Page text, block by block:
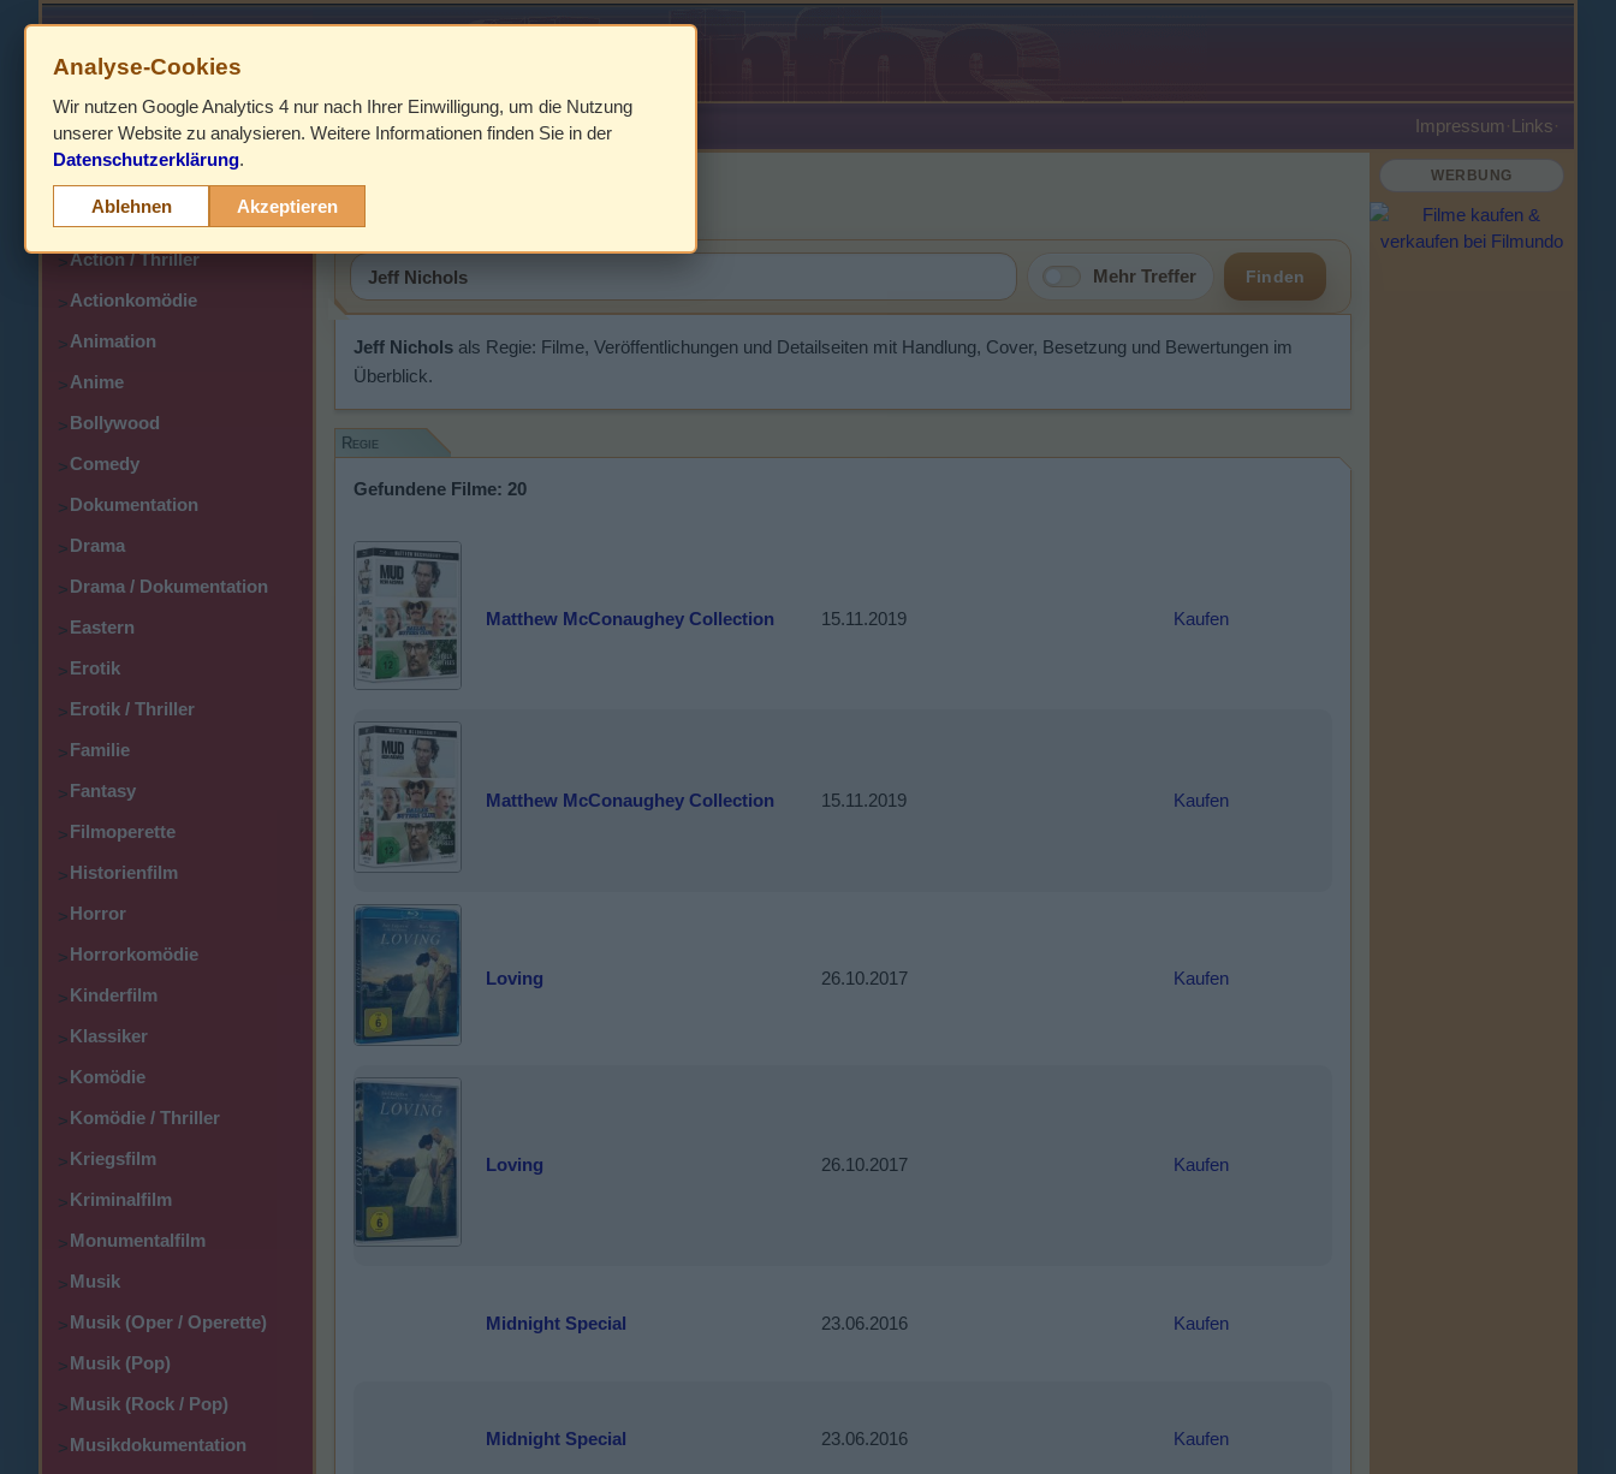
HOME Impressum ·Links·
>
> Action
>Action / Thriller
>Actionkomödie
>Animation
>Anime
>Bollywood
>Comedy
>Dokumentation
>Drama
>Drama / Dokumentation
>Eastern
>Erotik
>Erotik / Thriller
>Familie
>Fantasy
>Filmoperette
>Historienfilm
>Horror
>Horrorkomödie
>Kinderfilm
>Klassiker
>Komödie
>Komödie / Thriller
>Kriegsfilm
>Kriminalfilm
>Monumentalfilm
>Musik
>Musik (Oper / Operette)
>Musik (Pop)
>Musik (Rock / Pop)
>Musikdokumentation
Jeff Nichols
Mehr Treffer Finden
Jeff Nichols als Regie: Filme, Veröffentlichungen und Detailseiten mit Handlung, Cover, Besetzung und Bewertungen im
Überblick.
Regie
Gefundene Filme: 20
Matthew McConaughey Collection 15.11.2019 Kaufen
Matthew McConaughey Collection 15.11.2019 Kaufen
Loving 26.10.2017 Kaufen
Loving 26.10.2017 Kaufen
Midnight Special 23.06.2016 Kaufen
Midnight Special 23.06.2016 Kaufen
WERBUNG
Analyse-Cookies
Wir nutzen Google Analytics 4 nur nach Ihrer Einwilligung, um die Nutzung
unserer Website zu analysieren. Weitere Informationen finden Sie in der
Datenschutzerklärung.
Ablehnen Akzeptieren